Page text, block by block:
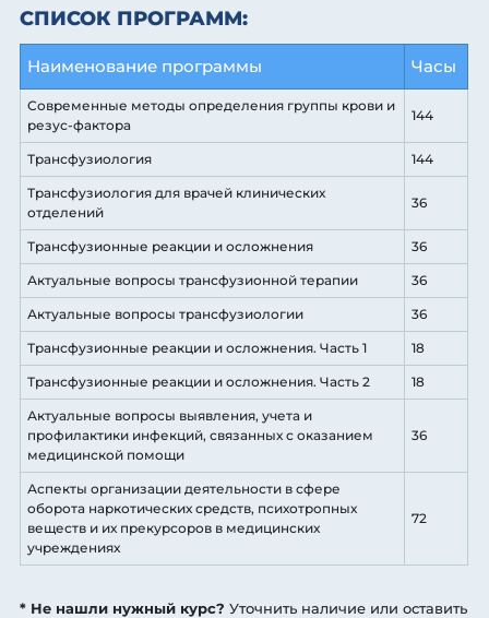
СПИСОК ПРОГРАММ:
Наименование программы Часы
Современные методы определения группы крови и
резус-фактора
144
Трансфузиология 144
Трансфузиология для врачей клинических
отделений
36
Трансфузионные реакции и осложнения 36
Актуальные вопросы трансфузионной терапии 36
Актуальные вопросы трансфузиологии 36
Трансфузионные реакции и осложнения. Часть 1 18
Трансфузионные реакции и осложнения. Часть 2 18
Актуальные вопросы выявления, учета и
профилактики инфекций, связанных с оказанием
медицинской помощи
36
Аспекты организации деятельности в сфере
оборота наркотических средств, психотропных
веществ и их прекурсоров в медицинских
учреждениях
72
* Не нашли нужный курс? Уточнить наличие или оставить